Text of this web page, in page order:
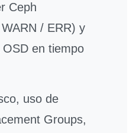
Ceph
/ ERR) y
en tiempo
uso de
Groups,